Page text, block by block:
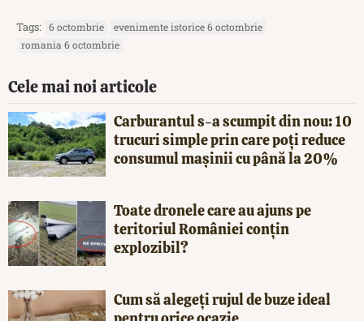
Tags: 6 octombrie
evenimente istorice 6 octombrie
romania 6 octombrie
Cele mai noi articole
Carburantul s-a scumpit din nou: 10
trucuri simple prin care poți reduce
consumul mașinii cu până la 20%
Toate dronele care au ajuns pe
teritoriul României conțin
explozibil?
Cum să alegeți rujul de buze ideal